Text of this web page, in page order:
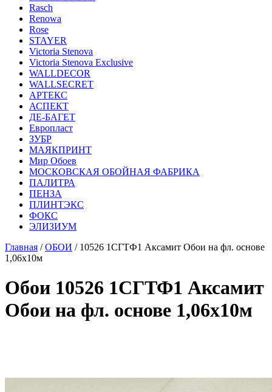
Rasch
Renowa
Rose
STAYER
Victoria Stenova
Victoria Stenova Exclusive
WALLDECOR
WALLSECRET
АРТЕКС
АСПЕКТ
ДЕ-БАГЕТ
Европласт
ЗУБР
МАЯКПРИНТ
Мир Обоев
МОСКОВСКАЯ ОБОЙНАЯ ФАБРИКА
ПАЛИТРА
ПЕНЗА
ПЛИНТЭКС
ФОКС
ЭЛИЗИУМ
Главная /ОБОИ / 10526 1СГТФ1 Аксамит Обои на фл. основе
1,06х10м
Обои 10526 1СГТФ1 Аксамит
Обои на фл. основе 1,06х10м